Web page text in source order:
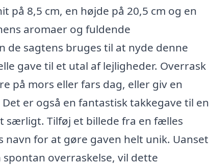
på 8,5 cm, en højde på 20,5 cm og en
aromaer og fuldende
de sagtens bruges til at nyde denne
gave til et utal af lejligheder. Overrask
på mors eller fars dag, eller giv en
er også en fantastisk takkegave til en
særligt. Tilføj et billede fra en fælles
for at gøre gaven helt unik. Uanset
overraskelse, vil dette